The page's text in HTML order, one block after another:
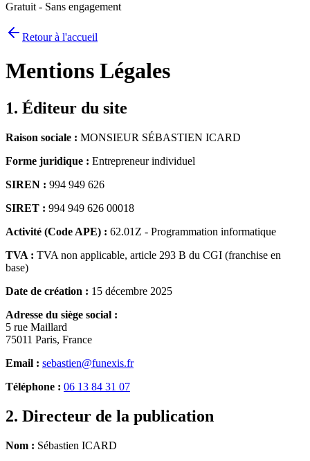
Gratuit - Sans engagement
Retour à l'accueil
Mentions Légales
1. Éditeur du site
Raison sociale : MONSIEUR SÉBASTIEN ICARD
Forme juridique : Entrepreneur individuel
SIREN : 994 949 626
SIRET : 994 949 626 00018
Activité (Code APE) : 62.01Z - Programmation informatique
TVA : TVA non applicable, article 293 B du CGI (franchise en
base)
Date de création : 15 décembre 2025
Adresse du siège social :
5 rue Maillard
75011 Paris, France
Email : sebastien@funexis.fr
Téléphone : 06 13 84 31 07
2. Directeur de la publication
Nom : Sébastien ICARD